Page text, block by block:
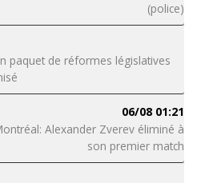
(police)
paquet de réformes législatives
06/08 01:21
Alexander Zverev éliminé à
son premier match